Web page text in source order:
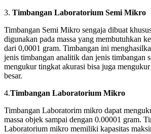
3. Timbangan Laboratorium Semi Mikro
Timbangan Semi Mikro sengaja dibuat
digunakan pada massa yang membutuhkan
dari 0,0001 gram. Timbangan ini
jenis timbangan analitik dan jenis timbangan
mengukur tingkat akurasi bisa juga
besar.
4.Timbangan Laboratorium Mikro
Timbangan Laboratorim mikro dapat
massa objek sampai dengan 0.00001 gram.
Laboratorium mikro memiliki kapasitas